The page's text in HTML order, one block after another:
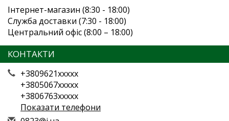
Інтернет-магазин (8:30 - 18:00)
Служба доставки (7:30 - 18:00)
Центральний офіс (8:00 – 18:00)
КОНТАКТИ
+3809621xxxxx
+3805067xxxxx
+3806763xxxxx
Показати телефони